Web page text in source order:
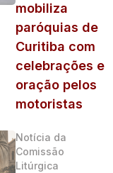
mobiliza
paróquias de
Curitiba com
celebrações e
oração pelos
motoristas
Notícia da
Comissão
Litúrgica